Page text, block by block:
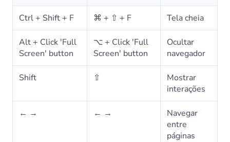
Ctrl + Shift + F ⌘ + ⇧ + F Tela cheia
Alt + Click 'Full
Screen' button
⌥ + Click 'Full
Screen' button
Ocultar
navegador
Shift ⇧
Mostrar
interações
← → ← →
Navegar
entre
páginas